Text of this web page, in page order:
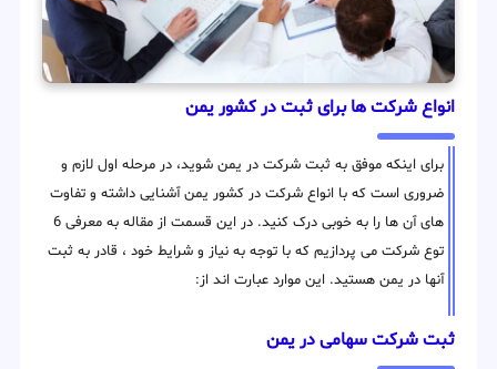
انواع شرکت ها برای ثبت در کشور یمن
برای اینکه موفق به ثبت شرکت در یمن شوید، در مرحله اول لازم و
ضروری است که با انواع شرکت در کشور یمن آشنایی داشته و تفاوت
های آن ها را به خوبی درک کنید. در این قسمت از مقاله به معرفی 6
توع شرکت می پردازیم که با توجه به نیاز و شرایط خود ، قادر به ثبت
آنها در یمن هستید. این موارد عبارت اند از:
ثبت شرکت سهامی در یمن